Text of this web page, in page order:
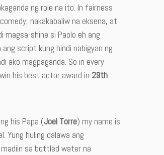
ng role na ito. In fairness
nakakabaliw na eksena, at
magsa-shine si Paolo eh ang
script kung hindi nabigyan ng
ako magpaganda. So in every
his best actor award in 29th
his Papa (Joel Torre) my name is
Yung huling dalawa ang
madiin sa bottled water na